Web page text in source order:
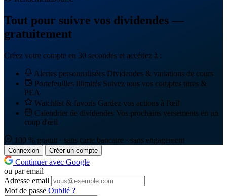
Tout pour suivre vos dividendes —
gratuitement
Créez votre compte en 30 secondes et accédez à :
Alertes personnalisées Dividendes & variations de cours
Portefeuilles illimités Suivez tous vos comptes titres &
PEA
Watchlist & favoris Gardez vos actions à l'œil
Calendrier de dividendes Vos prochains versements en un
coup d'œil
100 % gratuit · sans carte bancaire · sans engagement
Connexion Créer un compte
Continuer avec Google
ou par email
Adresse email
Mot de passe Oublié ?